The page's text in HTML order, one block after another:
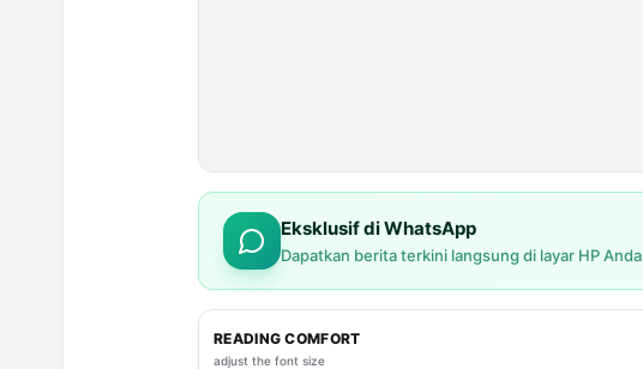
Eksklusif di WhatsApp
Dapatkan berita terkini langsung di layar HP Anda
READING COMFORT
adjust the font size